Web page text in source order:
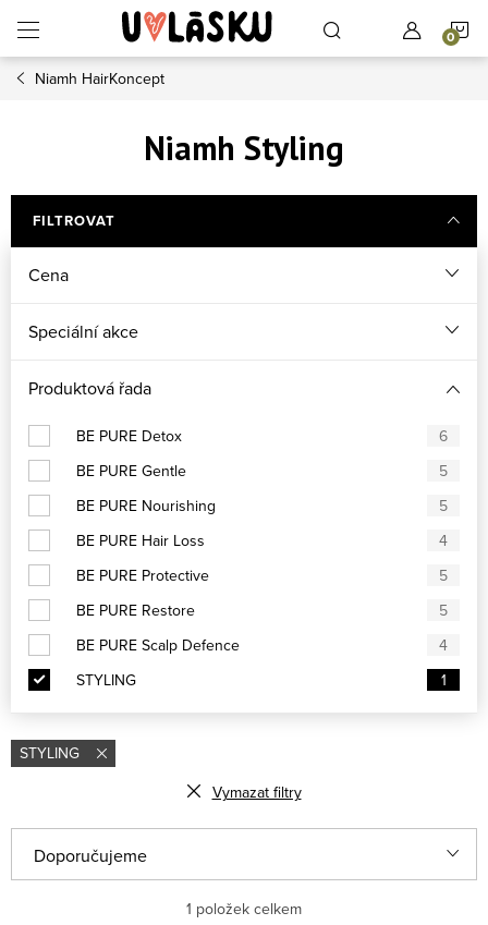
Niamh HairKoncept
Niamh Styling
FILTROVAT
Cena
Speciální akce
Produktová řada
BE PURE Detox
6
BE PURE Gentle
5
BE PURE Nourishing
5
BE PURE Hair Loss
4
BE PURE Protective
5
BE PURE Restore
5
BE PURE Scalp Defence
4
STYLING
1
STYLING
Vymazat filtry
Řazení produktů
Doporučujeme
1 položek celkem